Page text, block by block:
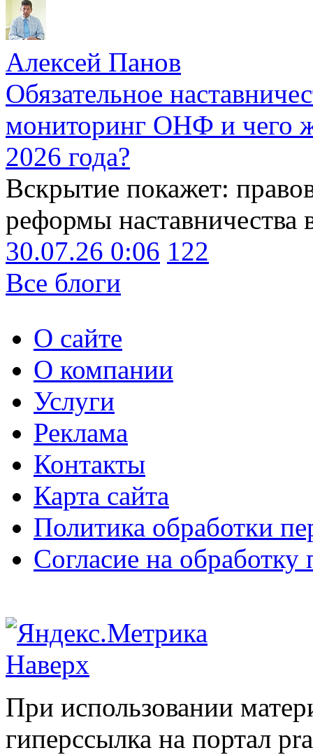
Алексей Панов
Обязательное
мониторинг ОНФ и чего
2026 года?
Вскрытие покажет:
реформы наставничества
30.07.26 0:06 122
Все блоги
О сайте
О компании
Услуги
Реклама
Контакты
Карта сайта
Политика обработки
Согласие на
Наверх
При использовании
гиперссылка на портал